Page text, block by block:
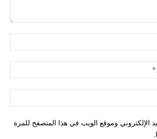
الإلكتروني وموقع الويب في هذا المتصفح للمرة